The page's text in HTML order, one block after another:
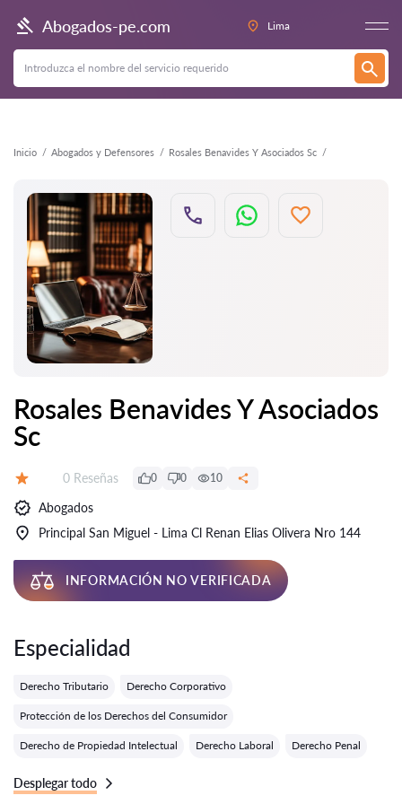
Abogados-pe.com Lima
Inicio Abogados y Defensores Rosales Benavides Y Asociados Sc
Atrás
Rosales Benavides Y Asociados
Sc
Número de reseñas:
0 Reseñas 0 0 10
Abogados
Principal San Miguel - Lima Cl Renan Elias Olivera Nro 144
INFORMACIÓN NO VERIFICADA
Especialidad
Derecho Tributario Derecho Corporativo
Protección de los Derechos del Consumidor
Derecho de Propiedad Intelectual Derecho Laboral Derecho Penal
Desplegar todo